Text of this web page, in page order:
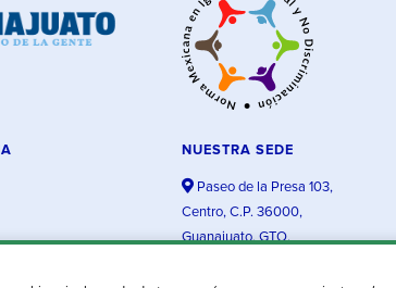
NUESTRA SEDE
Paseo de la Presa 103,
Centro, C.P. 36000,
Guanajuato, GTO.